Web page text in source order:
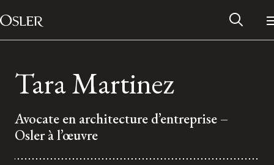
Passer au contenu
Main Navigation
Tara Martinez
Avocate en architecture d’entreprise –
Osler à l’œuvre